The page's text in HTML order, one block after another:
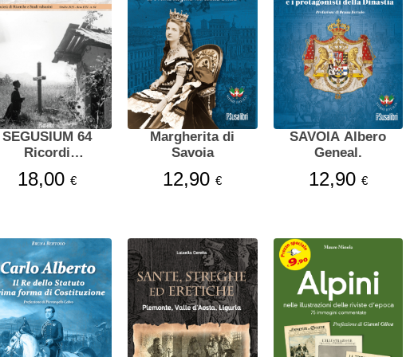
SEGUSIUM 64
Ricordi
fotografici
valsusini
18,00 €
Margherita di
Savoia
12,90€
SAVOIA Albero
Geneal.
12,90 €